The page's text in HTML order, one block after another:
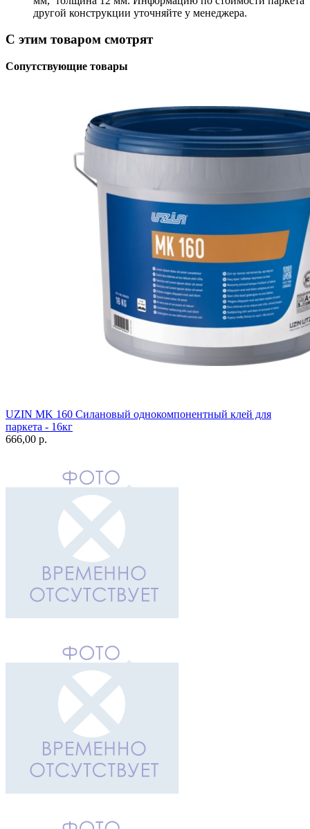
другой конструкции уточняйте у менеджера.
С этим товаром смотрят
Сопутствующие товары
UZIN MK 160 Силановый однокомпонентный клей для
паркета - 16кг
666,00 p.